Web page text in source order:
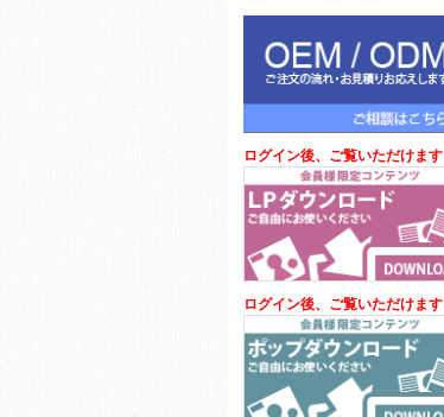
ログイン後、ご覧いただけます
ログイン後、ご覧いただけます